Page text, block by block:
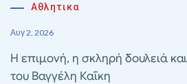
Αθλητικα
Αυγ 2, 2026
Η επιμονή, η σκληρή δουλειά
του Βαγγέλη Καΐκη